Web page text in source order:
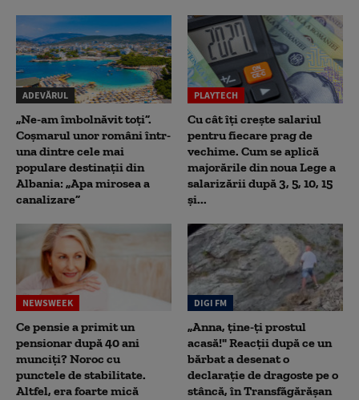
ADEVĂRUL
„Ne-am îmbolnăvit toți”.
Coșmarul unor români într-
una dintre cele mai
populare destinații din
Albania: „Apa mirosea a
canalizare”
PLAYTECH
Cu cât îți crește salariul
pentru fiecare prag de
vechime. Cum se aplică
majorările din noua Lege a
salarizării după 3, 5, 10, 15
și...
NEWSWEEK
Ce pensie a primit un
pensionar după 40 ani
munciți? Noroc cu
punctele de stabilitate.
Altfel, era foarte mică
DIGI FM
„Anna, ţine-ţi prostul
acasă!" Reacţii după ce un
bărbat a desenat o
declaraţie de dragoste pe o
stâncă, în Transfăgărăşan